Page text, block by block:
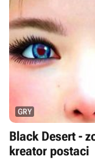
GRY
Black Desert -
kreator postaci